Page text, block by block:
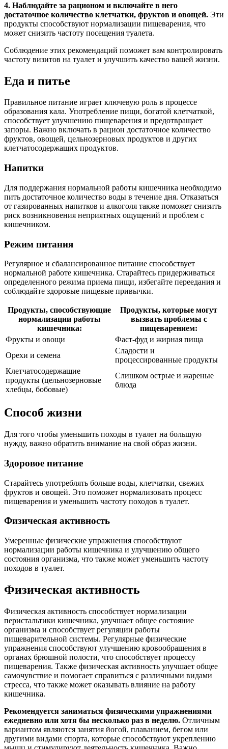
4. Наблюдайте за рационом и включайте в него
достаточное количество клетчатки, фруктов и овощей. Эти
продукты способствуют нормализации пищеварения, что
может снизить частоту посещения туалета.
Соблюдение этих рекомендаций поможет вам контролировать
частоту визитов на туалет и улучшить качество вашей жизни.
Еда и питье
Правильное питание играет ключевую роль в процессе
образования кала. Употребление пищи, богатой клетчаткой,
способствует улучшению пищеварения и предотвращает
запоры. Важно включать в рацион достаточное количество
фруктов, овощей, цельнозерновых продуктов и других
клетчатосодержащих продуктов.
Напитки
Для поддержания нормальной работы кишечника необходимо
пить достаточное количество воды в течение дня. Отказаться
от газированных напитков и алкоголя также поможет снизить
риск возникновения неприятных ощущений и проблем с
кишечником.
Режим питания
Регулярное и сбалансированное питание способствует
нормальной работе кишечника. Старайтесь придерживаться
определенного режима приема пищи, избегайте переедания и
соблюдайте здоровые пищевые привычки.
Продукты, способствующие
нормализации работы
кишечника:
Продукты, которые могут
вызвать проблемы с
пищеварением:
Фрукты и овощи
Фаст-фуд и жирная пища
Орехи и семена
Сладости и
процессированные продукты
Клетчатосодержащие
продукты (цельнозерновые
хлебцы, бобовые)
Слишком острые и жареные
блюда
Способ жизни
Для того чтобы уменьшить походы в туалет на большую
нужду, важно обратить внимание на свой образ жизни.
Здоровое питание
Старайтесь употреблять больше воды, клетчатки, свежих
фруктов и овощей. Это поможет нормализовать процесс
пищеварения и уменьшить частоту походов в туалет.
Физическая активность
Умеренные физические упражнения способствуют
нормализации работы кишечника и улучшению общего
состояния организма, что также может уменьшить частоту
походов в туалет.
Физическая активность
Физическая активность способствует нормализации
перистальтики кишечника, улучшает общее состояние
организма и способствует регуляции работы
пищеварительной системы. Регулярные физические
упражнения способствуют улучшению кровообращения в
органах брюшной полости, что способствует процессу
пищеварения. Также физическая активность улучшает общее
самочувствие и помогает справиться с различными видами
стресса, что также может оказывать влияние на работу
кишечника.
Рекомендуется заниматься физическими упражнениями
ежедневно или хотя бы несколько раз в неделю. Отличным
вариантом являются занятия йогой, плаванием, бегом или
другими видами спорта, которые способствуют укреплению